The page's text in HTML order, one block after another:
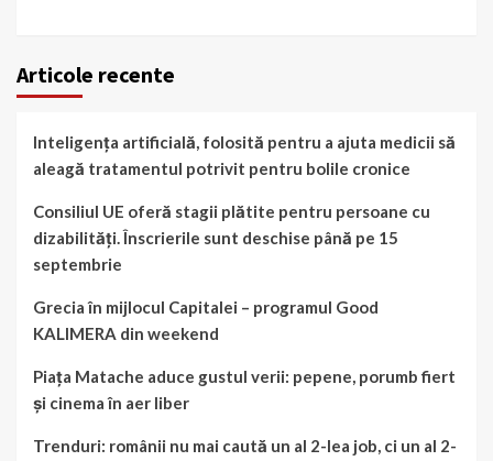
Articole recente
Inteligența artificială, folosită pentru a ajuta medicii să
aleagă tratamentul potrivit pentru bolile cronice
Consiliul UE oferă stagii plătite pentru persoane cu
dizabilități. Înscrierile sunt deschise până pe 15
septembrie
Grecia în mijlocul Capitalei – programul Good
KALIMERA din weekend
Piața Matache aduce gustul verii: pepene, porumb fiert
și cinema în aer liber
Trenduri: românii nu mai caută un al 2-lea job, ci un al 2-